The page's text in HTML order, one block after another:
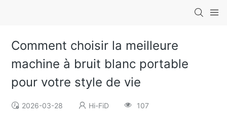
Comment choisir la meilleure
machine à bruit blanc portable
pour votre style de vie
2026-03-28 Hi-FiD 107